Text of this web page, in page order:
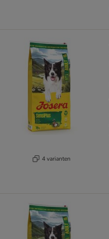
4 varianten